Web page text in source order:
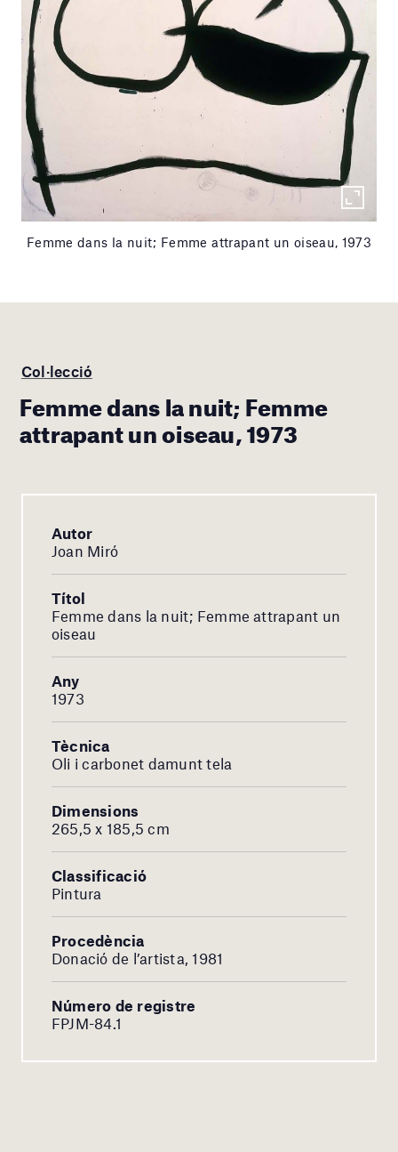
Femme dans la nuit; Femme attrapant un oiseau, 1973
Col·lecció
Femme dans la nuit; Femme
attrapant un oiseau, 1973
Autor
Joan Miró
Títol
Femme dans la nuit; Femme attrapant un
oiseau
Any
1973
Tècnica
Oli i carbonet damunt tela
Dimensions
265,5 x 185,5 cm
Classificació
Pintura
Procedència
Donació de l’artista, 1981
Número de registre
FPJM-84.1